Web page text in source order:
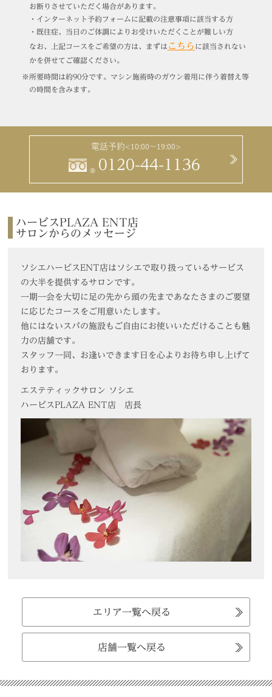
お断りさせていただく場合があります。
・インターネット予約フォームに記載の注意事項に該当する方
・既往症、当日のご体調によりお受けいただくことが難しい方
なお、上記コースをご希望の方は、まずは こちら に該当されない
かを併せてご確認ください。
※所要時間は約90分です。マシン施術時のガウン着用に伴う着替え等
の時間を含みます。
電話予約<10:00～19:00>
® 0120-44-1136
ハービスPLAZA ENT店
サロンからのメッセージ
ソシエハービスENT店はソシエで取り扱っているサービス
の大半を提供するサロンです。
一期一会を大切に足の先から頭の先まであなたさまのご要望
に応じたコースをご用意いたします。
他にはないスパの施設もご自由にお使いいただけることも魅
力の店舗です。
スタッフ一同、お逢いできます日を心よりお待ち申し上げて
おります。
エステティックサロン ソシエ
ハービスPLAZA ENT店
店長
エリア一覧へ戻る
店舗一覧へ戻る